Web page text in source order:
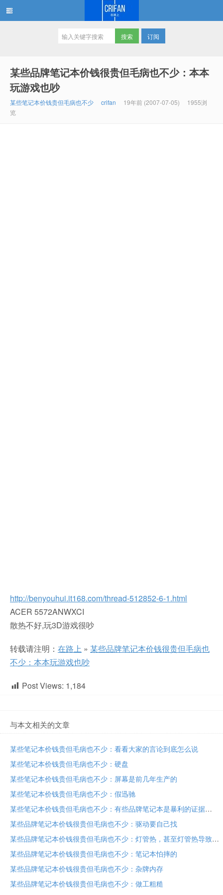
订阅
某些品牌笔记本价钱很贵但毛病也不少：本本
玩游戏也吵
某些笔记本价钱贵但毛病也不少 crifan 19年前 (2007-07-05)
1955浏
览
http://benyouhui.it168.com/thread-512852-6-1.html
ACER 5572ANWXCI
散热不好,玩3D游戏很吵
转载请注明： 在路上 » 某些品牌笔记本价钱很贵但毛病也
不少：本本玩游戏也吵
Post Views: 1,184
与本文相关的文章
某些笔记本价钱贵但毛病也不少：看看大家的言论到底怎么说
某些笔记本价钱贵但毛病也不少：硬盘
某些笔记本价钱贵但毛病也不少：屏幕是前几年生产的
某些笔记本价钱贵但毛病也不少：假迅驰
某些笔记本价钱贵但毛病也不少：有些品牌笔记本是暴利的证据
某些品牌笔记本价钱很贵但毛病也不少：驱动要自己找
某些品牌笔记本价钱很贵但毛病也不少：灯管热，甚至灯管热导致外壳开胶！
某些品牌笔记本价钱很贵但毛病也不少：笔记本怕摔的
某些品牌笔记本价钱很贵但毛病也不少：杂牌内存
某些品牌笔记本价钱很贵但毛病也不少：做工粗糙